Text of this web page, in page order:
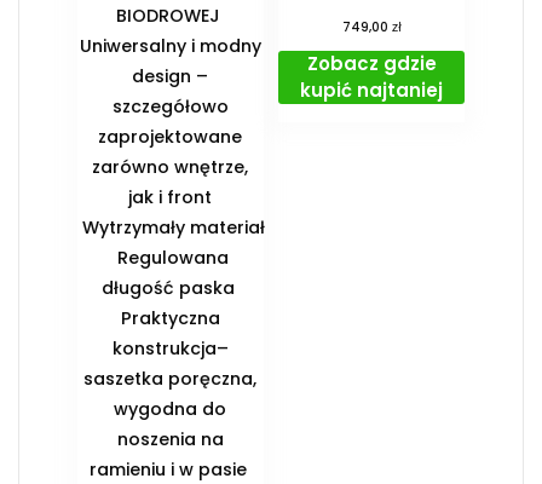
BIODROWEJ ️
Uniwersalny i modny
design –
szczegółowo
zaprojektowane
zarówno wnętrze,
jak i front
️ Wytrzymały materiał
️ Regulowana
długość paska ️
Praktyczna
konstrukcja–
saszetka poręczna,
wygodna do
noszenia na
ramieniu i w pasie ️
749,00 zł
Zobacz gdzie
kupić najtaniej